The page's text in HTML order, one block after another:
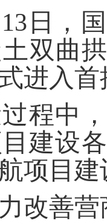
13日，
双曲
进入
程中
建设
项目建
改善